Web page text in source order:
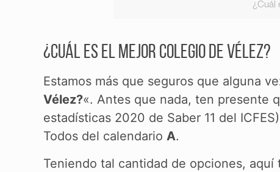
¿Cuál
¿Cuál es el mejor colegio de Vélez?
Estamos más que seguros que alguna
Vélez?«. Antes que nada, ten presente
estadísticas 2020 de Saber 11 del
Todos del calendario A.
Teniendo tal cantidad de opciones,